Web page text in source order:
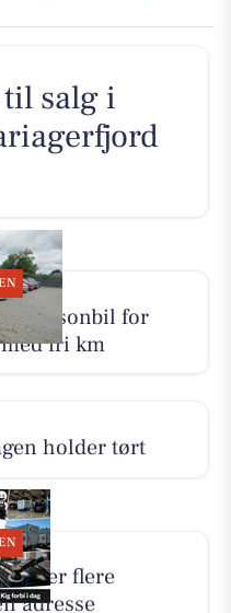
salg i
personbil for
fri km
holder tørt
flere
adresse